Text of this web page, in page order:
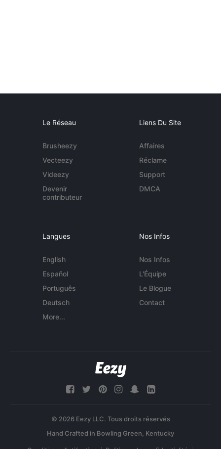
Le Réseau
Brusheezy
Vecteezy
Videezy
Devenir
contributeur
Liens Du Site
Affaires
Réclame
Support
DMCA
Langues
English
Español
Português
Deutsch
More...
Nos Infos
Nos Infos
L'Équipe
Le Blogue
Contact
© 2026 Eezy LLC. Tous droits réservés